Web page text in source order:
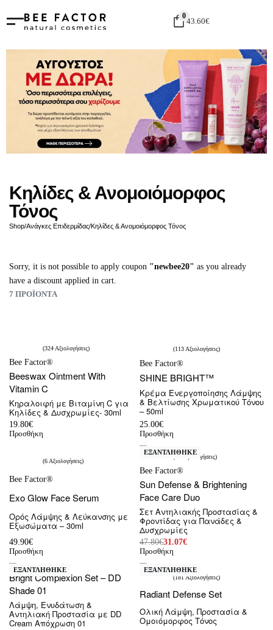
0
43.60€
Κηλίδες & Ανομοιόμορφος
Τόνος
Shop/Ανάγκες Επιδερμίδας/Κηλίδες & Ανομοιόμορφος Τόνος
Sorry, it is not possible to apply coupon "newbee20" as you already
have a discount applied in cart.
7 ΠΡΟΪΌΝΤΑ
Βαθμολογήθηκε με
324 Αξιολογήσεις
Bee Factor®
Beeswax Ointment With
Vitamin C
Κηραλοιφή με Βιταμίνη C για
Κηλίδες & Δυσχρωμίες- 30ml
19.80€
Προσθήκη
Βαθμολογήθηκε με
113 Αξιολογήσεις
Bee Factor®
SHINE BRIGHT™
Κρέμα Ενεργοποίησης Λάμψης
& Βελτίωσης Χρωματικού Τόνου
– 50ml
25.00€
Προσθήκη
6 Αξιολογήσεις
Bee Factor®
Exo Glow Face Serum
Ορός Λάμψης & Λεύκανσης με
Εξωσώματα – 30ml
49.90€
Προσθήκη
-35% OFF
ΕΞΑΝΤΛΗΘΗΚΕ
Βαθμολογήθηκε με
21 Αξιολογήσεις
Bee Factor®
Sun Defense & Brightening
Face Care Duo
Σετ Αντηλιακής Προστασίας &
Φροντίδας για Πανάδες &
Δυσχρωμίες
47.80€31.07€
Προσθήκη
-35% OFF
ΕΞΑΝΤΛΗΘΗΚΕ
Bright Complexion Set – DD
Shade 01
Λάμψη, Ενυδάτωση &
Αντηλιακή Προστασία με DD
Cream Απόχρωση 01
-35% OFF
ΕΞΑΝΤΛΗΘΗΚΕ
181 Αξιολογήσεις
Radiant Defense Set
Ολική Λάμψη, Προστασία &
Ομοιόμορφος Τόνος